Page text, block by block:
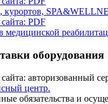
курортов,
медицинской
оборудования
центр.
обязательства и